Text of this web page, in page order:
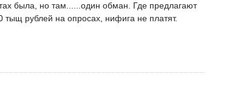
была, но там......один обман. Где предлагают
тыщ рублей на опросах, нифига не платят.